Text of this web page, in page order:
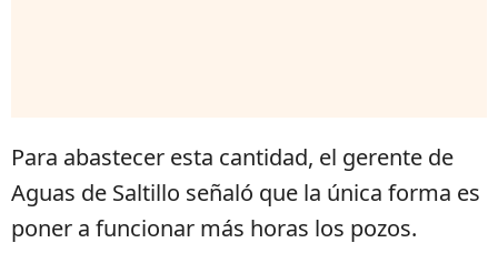
Para abastecer esta cantidad, el gerente de
Aguas de Saltillo señaló que la única forma es
poner a funcionar más horas los pozos.